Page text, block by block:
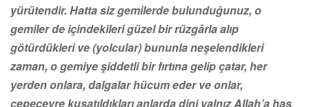
yürütendir. Hatta siz gemilerde bulunduğunuz, o
gemiler de içindekileri güzel bir rüzgârla alıp
götürdükleri ve (yolcular) bununla neşelendikleri
zaman, o gemiye şiddetli bir fırtına gelip çatar, her
yerden onlara, dalgalar hücum eder ve onlar,
çepeçevre kuşatıldıkları anlarda dini yalnız Allah’a has